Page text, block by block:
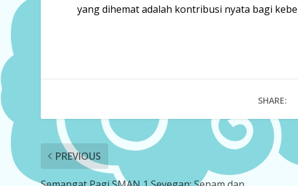
yang dihemat adalah kontribusi nyata bagi
SHARE:
PREVIOUS